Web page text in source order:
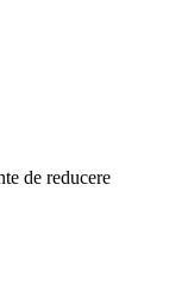
de reducere